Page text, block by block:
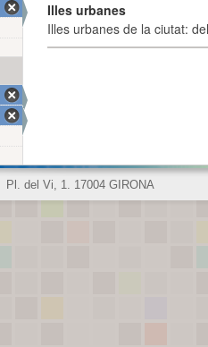
Illes urbanes
Illes urbanes de la ciutat:
Pl. del Vi, 1. 17004 GIRONA